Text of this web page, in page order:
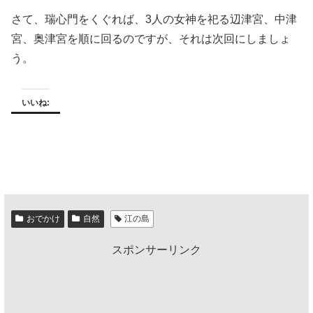
さて、瑞心門をくぐれば、3人の女神を祀る辺津宮、中津
宮、奥津宮を順に回るのですが、それは次回にしましょ
う。
いいね:
おでかけ 自然 江の島
スポンサーリンク